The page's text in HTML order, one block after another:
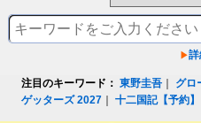
注目のキーワード： 東野圭吾 グロ
ゲッターズ 2027 ｜十二国記【予約】